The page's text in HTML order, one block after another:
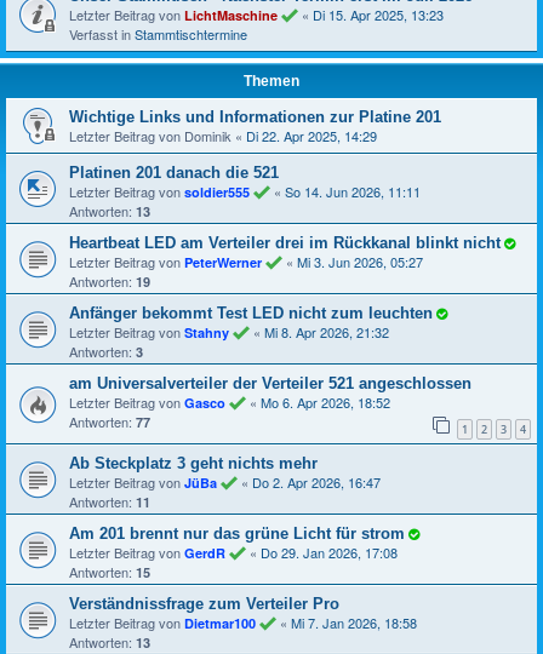
Letzter Beitrag von LichtMaschine « Di 15. Apr 2025, 13:23
Verfasst inStammtischtermine
Themen
Wichtige Links und Informationen zur Platine 201
Letzter Beitrag von Dominik « Di 22. Apr 2025, 14:29
Platinen 201 danach die 521
Letzter Beitrag von soldier555 « So 14. Jun 2026, 11:11
Antworten: 13
Heartbeat LED am Verteiler drei im Rückkanal blinkt nicht
Letzter Beitrag von PeterWerner « Mi 3. Jun 2026, 05:27
Antworten: 19
Anfänger bekommt Test LED nicht zum leuchten
Letzter Beitrag von Stahny « Mi 8. Apr 2026, 21:32
Antworten: 3
am Universalverteiler der Verteiler 521 angeschlossen
Letzter Beitrag von Gasco « Mo 6. Apr 2026, 18:52
Antworten: 77 1 2 3 4
Ab Steckplatz 3 geht nichts mehr
Letzter Beitrag von JüBa « Do 2. Apr 2026, 16:47
Antworten: 11
Am 201 brennt nur das grüne Licht für strom
Letzter Beitrag von GerdR « Do 29. Jan 2026, 17:08
Antworten: 15
Verständnissfrage zum Verteiler Pro
Letzter Beitrag von Dietmar100 « Mi 7. Jan 2026, 18:58
Antworten: 13